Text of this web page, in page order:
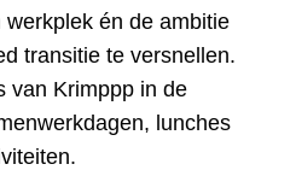
werkplek én de ambitie
transitie te versnellen.
van Krimppp in de
lunches